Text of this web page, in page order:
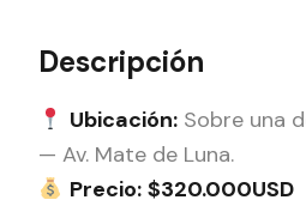
Descripción
Ubicación:Sobre una
— Av. Mate de Luna.
Precio: $320.000USD